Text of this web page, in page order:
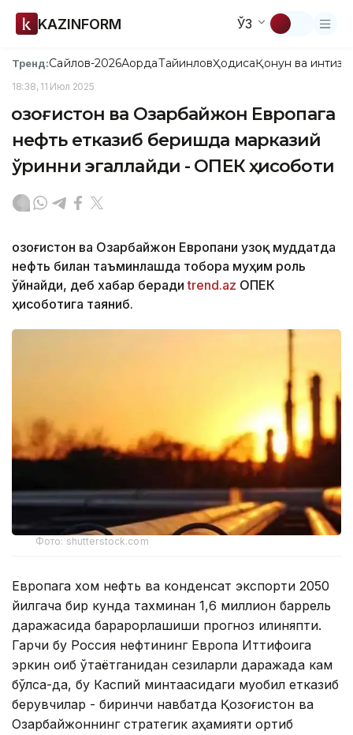
KAZINFORM ЎЗ
Тренд:Сайлов-2026АқордаТайинловҲодисаҚонун ва
18:38, 11 Июл 2025
Қозоғистон ва Озарбайжон Европага
нефть етказиб беришда марказий
ўринни эгаллайди - ОПЕК ҳисоботи
Қозоғистон ва Озарбайжон Европани узоқ муддатда
нефть билан таъминлашда тобора муҳим роль
ўйнайди, деб хабар берадиtrend.az ОПЕК
ҳисоботига таяниб.
Фото: shutterstock.com
Европага хом нефть ва конденсат экспорти 2050
йилгача бир кунда тахминан 1,6 миллион баррель
даражасида барқарорлашиши прогноз қилиняпти.
Гарчи бу Россия нефтининг Европа Иттифоқига
эркин оқиб ўтаётганидан сезиларли даражада кам
бўлса-да, бу Каспий минтақасидаги муқобил етказиб
берувчилар - биринчи навбатда Қозоғистон ва
Озарбайжоннинг стратегик аҳамияти ортиб